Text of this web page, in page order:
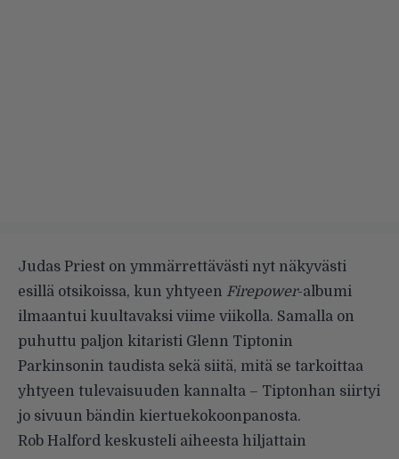
Judas Priest on ymmärrettävästi nyt näkyvästi
esillä otsikoissa, kun yhtyeen Firepower-albumi
ilmaantui kuultavaksi viime viikolla. Samalla on
puhuttu paljon kitaristi Glenn Tiptonin
Parkinsonin taudista sekä siitä, mitä se tarkoittaa
yhtyeen tulevaisuuden kannalta – Tiptonhan siirtyi
jo sivuun bändin kiertuekokoonpanosta.
Rob Halford keskusteli aiheesta hiljattain